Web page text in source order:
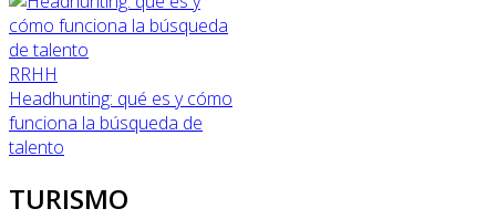
RRHH
Headhunting: qué es y cómo
funciona la búsqueda de
talento
TURISMO